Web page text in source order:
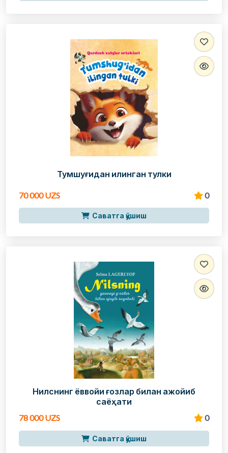
Тумшуғидан илинган тулки
70 000 UZS 0
Саватга қўшиш
Нилснинг ёввойи ғозлар билан ажойиб
саёҳати
78 000 UZS
0
Саватга қўшиш